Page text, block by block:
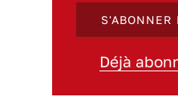
S'ABONNER
Déjà